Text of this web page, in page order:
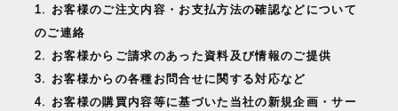
1. お客様のご注文内容・お支払方法の確認などについて
のご連絡
2. お客様からご請求のあった資料及び情報のご提供
3. お客様からの各種お問合せに関する対応など
4. お客様の購買内容等に基づいた当社の新規企画・サー